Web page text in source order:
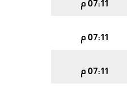
07:11 م
07:11 م
07:11 م